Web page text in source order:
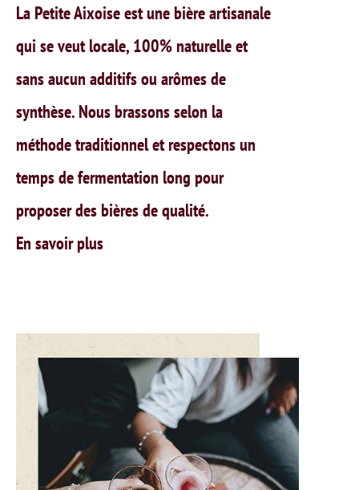
La Petite Aixoise est une bière artisanale
qui se veut locale, 100% naturelle et
sans aucun additifs ou arômes de
synthèse. Nous brassons selon la
méthode traditionnel et respectons un
temps de fermentation long pour
proposer des bières de qualité.
En savoir plus